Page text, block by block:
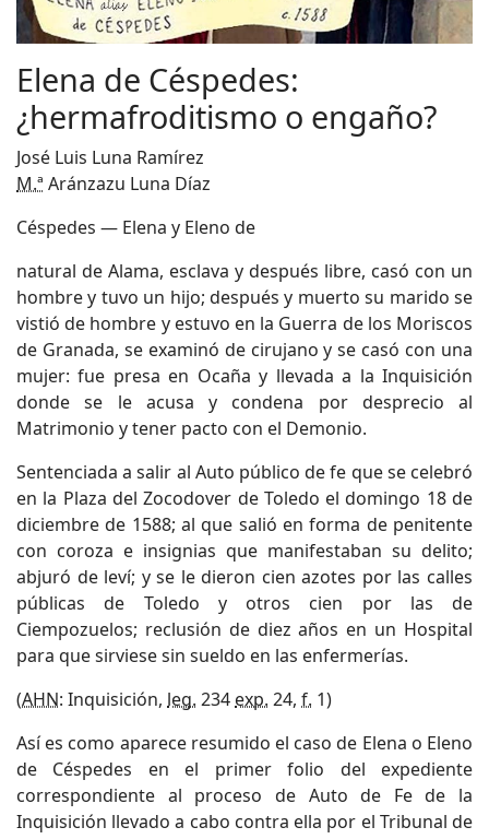
Elena de Céspedes:
¿hermafroditismo o engaño?
José Luis Luna Ramírez
M.ª Aránzazu Luna Díaz
Céspedes — Elena y Eleno de
natural de Alama, esclava y después libre, casó con un
hombre y tuvo un hijo; después y muerto su marido se
vistió de hombre y estuvo en la Guerra de los Moriscos
de Granada, se examinó de cirujano y se casó con una
mujer: fue presa en Ocaña y llevada a la Inquisición
donde se le acusa y condena por desprecio al
Matrimonio y tener pacto con el Demonio.
Sentenciada a salir al Auto público de fe que se celebró
en la Plaza del Zocodover de Toledo el domingo 18 de
diciembre de 1588; al que salió en forma de penitente
con coroza e insignias que manifestaban su delito;
abjuró de leví; y se le dieron cien azotes por las calles
públicas de Toledo y otros cien por las de
Ciempozuelos; reclusión de diez años en un Hospital
para que sirviese sin sueldo en las enfermerías.
(AHN: Inquisición, leg. 234 exp. 24, f. 1)
Así es como aparece resumido el caso de Elena o Eleno
de Céspedes en el primer folio del expediente
correspondiente al proceso de Auto de Fe de la
Inquisición llevado a cabo contra ella por el Tribunal de